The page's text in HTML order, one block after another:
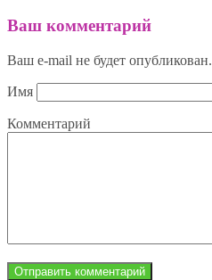
Ваш комментарий
Ваш e-mail не будет опубликован.
Имя
Комментарий